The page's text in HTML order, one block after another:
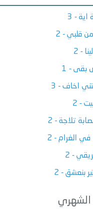
- 3
قلبي - 2
- 2
بقى - 1
اخاف - 3
- 2
تلاجة - 2
في الغرام - 2
- 2
بنعشق - 2
الشهري